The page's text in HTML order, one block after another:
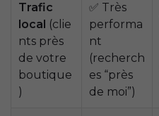
Trafic
local (clie
nts près
de votre
boutique
)
✅ Très
performa
nt
(recherch
es “près
de moi”)